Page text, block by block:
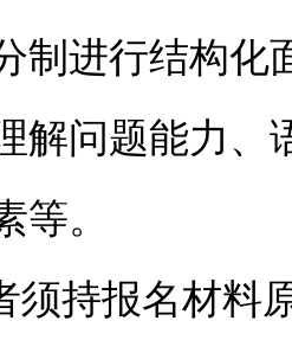
进行结构化
解问题能力、
等。
持报名材料原